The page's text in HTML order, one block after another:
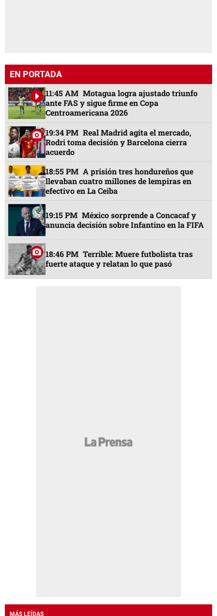
EN PORTADA
11:45 AM Motagua logra ajustado triunfo
ante FAS y sigue firme en Copa
Centroamericana 2026
19:34 PM Real Madrid agita el mercado,
Rodri toma decisión y Barcelona cierra
acuerdo
18:55 PM A prisión tres hondureños que
llevaban cuatro millones de lempiras en
efectivo en La Ceiba
19:15 PM México sorprende a Concacaf y
anuncia decisión sobre Infantino en la FIFA
18:46 PM Terrible: Muere futbolista tras
fuerte ataque y relatan lo que pasó
MÁS LEÍDAS